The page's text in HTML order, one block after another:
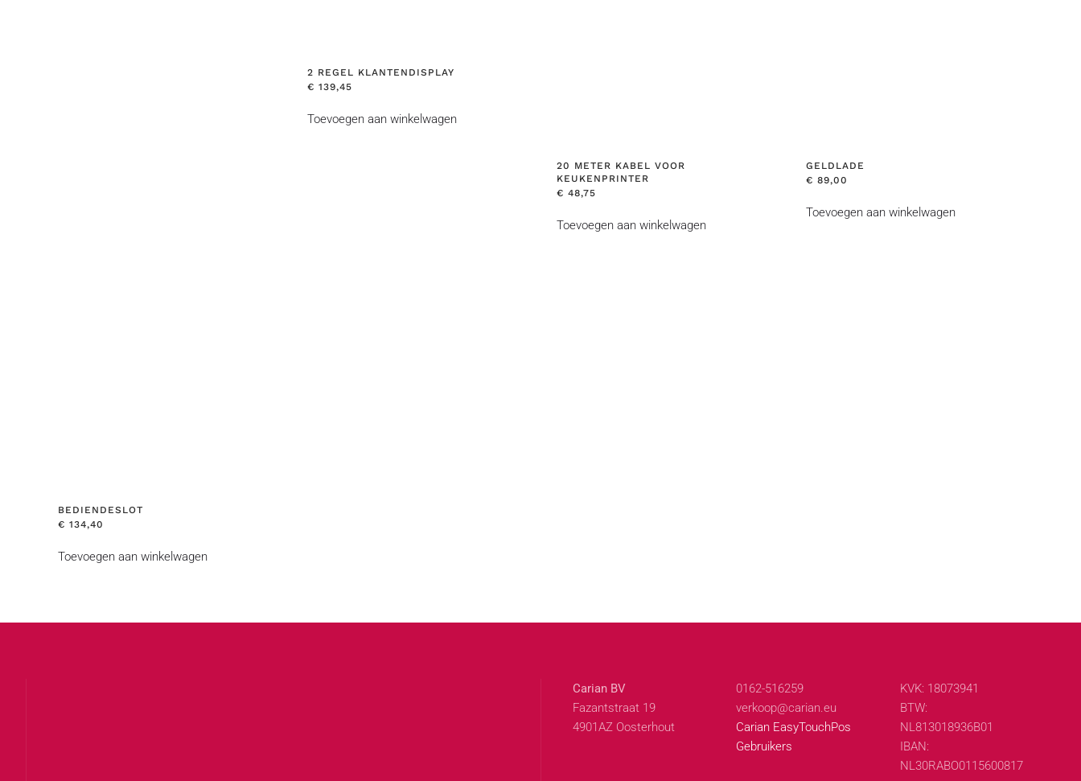
BEDIENDESLOT
€ 134,40
Toevoegen aan winkelwagen
2 REGEL KLANTENDISPLAY
€ 139,45
Toevoegen aan winkelwagen
20 METER KABEL VOOR
KEUKENPRINTER
€ 48,75
Toevoegen aan winkelwagen
GELDLADE
€ 89,00
Toevoegen aan winkelwagen
Carian BV
Fazantstraat 19
4901AZ Oosterhout
0162-516259
verkoop@carian.eu
Carian EasyTouchPos
Gebruikers
KVK: 18073941
BTW:
NL813018936B01
IBAN:
NL30RABO0115600817